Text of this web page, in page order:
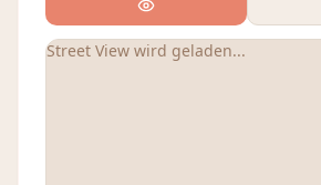
Street View wird geladen...